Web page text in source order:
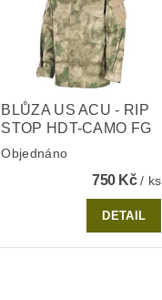
BLŮZA US ACU - RIP
STOP HDT-CAMO FG
Objednáno
750 Kč/ ks
DETAIL